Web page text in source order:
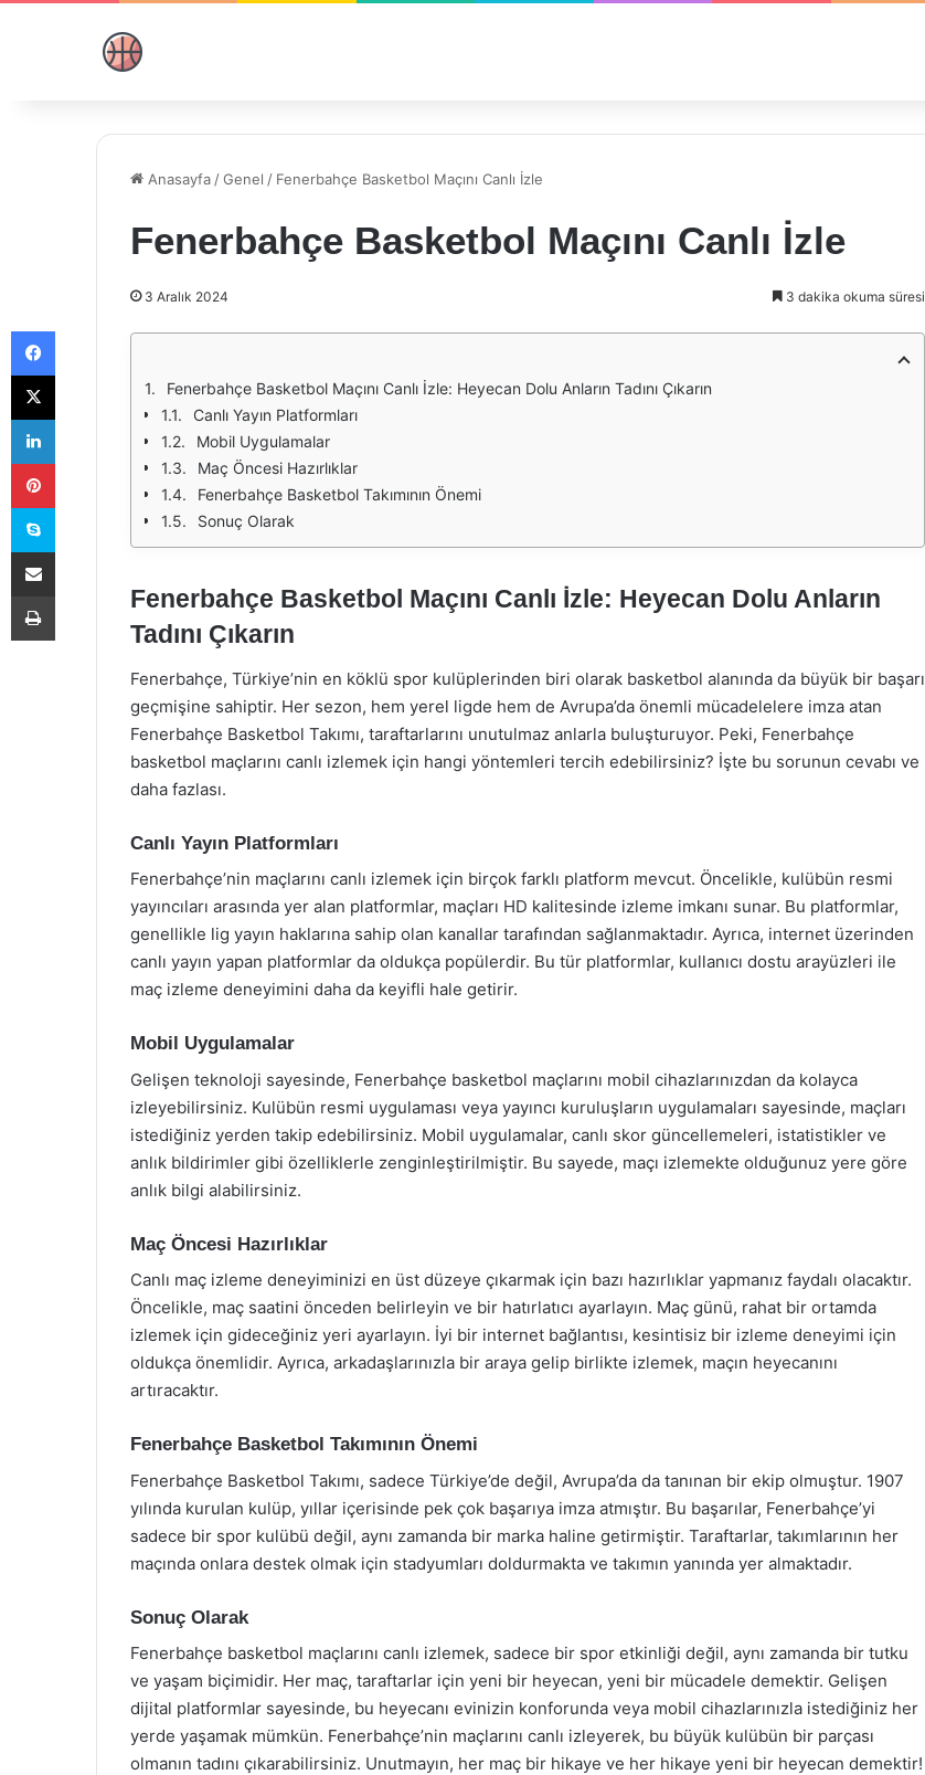
Anasayfa /Genel / Fenerbahçe Basketbol Maçını Canlı İzle
Fenerbahçe Basketbol Maçını Canlı İzle
3 Aralık 2024 3 dakika okuma süresi
Fenerbahçe Basketbol Maçını Canlı İzle: Heyecan Dolu Anların Tadını Çıkarın
Canlı Yayın Platformları
Mobil Uygulamalar
Maç Öncesi Hazırlıklar
Fenerbahçe Basketbol Takımının Önemi
Sonuç Olarak
Fenerbahçe Basketbol Maçını Canlı İzle: Heyecan Dolu Anların
Tadını Çıkarın
Fenerbahçe, Türkiye’nin en köklü spor kulüplerinden biri olarak basketbol alanında da büyük bir başarı
geçmişine sahiptir. Her sezon, hem yerel ligde hem de Avrupa’da önemli mücadelelere imza atan
Fenerbahçe Basketbol Takımı, taraftarlarını unutulmaz anlarla buluşturuyor. Peki, Fenerbahçe
basketbol maçlarını canlı izlemek için hangi yöntemleri tercih edebilirsiniz? İşte bu sorunun cevabı ve
daha fazlası.
Canlı Yayın Platformları
Fenerbahçe’nin maçlarını canlı izlemek için birçok farklı platform mevcut. Öncelikle, kulübün resmi
yayıncıları arasında yer alan platformlar, maçları HD kalitesinde izleme imkanı sunar. Bu platformlar,
genellikle lig yayın haklarına sahip olan kanallar tarafından sağlanmaktadır. Ayrıca, internet üzerinden
canlı yayın yapan platformlar da oldukça popülerdir. Bu tür platformlar, kullanıcı dostu arayüzleri ile
maç izleme deneyimini daha da keyifli hale getirir.
Mobil Uygulamalar
Gelişen teknoloji sayesinde, Fenerbahçe basketbol maçlarını mobil cihazlarınızdan da kolayca
izleyebilirsiniz. Kulübün resmi uygulaması veya yayıncı kuruluşların uygulamaları sayesinde, maçları
istediğiniz yerden takip edebilirsiniz. Mobil uygulamalar, canlı skor güncellemeleri, istatistikler ve
anlık bildirimler gibi özelliklerle zenginleştirilmiştir. Bu sayede, maçı izlemekte olduğunuz yere göre
anlık bilgi alabilirsiniz.
Maç Öncesi Hazırlıklar
Canlı maç izleme deneyiminizi en üst düzeye çıkarmak için bazı hazırlıklar yapmanız faydalı olacaktır.
Öncelikle, maç saatini önceden belirleyin ve bir hatırlatıcı ayarlayın. Maç günü, rahat bir ortamda
izlemek için gideceğiniz yeri ayarlayın. İyi bir internet bağlantısı, kesintisiz bir izleme deneyimi için
oldukça önemlidir. Ayrıca, arkadaşlarınızla bir araya gelip birlikte izlemek, maçın heyecanını
artıracaktır.
Fenerbahçe Basketbol Takımının Önemi
Fenerbahçe Basketbol Takımı, sadece Türkiye’de değil, Avrupa’da da tanınan bir ekip olmuştur. 1907
yılında kurulan kulüp, yıllar içerisinde pek çok başarıya imza atmıştır. Bu başarılar, Fenerbahçe’yi
sadece bir spor kulübü değil, aynı zamanda bir marka haline getirmiştir. Taraftarlar, takımlarının her
maçında onlara destek olmak için stadyumları doldurmakta ve takımın yanında yer almaktadır.
Sonuç Olarak
Fenerbahçe basketbol maçlarını canlı izlemek, sadece bir spor etkinliği değil, aynı zamanda bir tutku
ve yaşam biçimidir. Her maç, taraftarlar için yeni bir heyecan, yeni bir mücadele demektir. Gelişen
dijital platformlar sayesinde, bu heyecanı evinizin konforunda veya mobil cihazlarınızla istediğiniz her
yerde yaşamak mümkün. Fenerbahçe’nin maçlarını canlı izleyerek, bu büyük kulübün bir parçası
olmanın tadını çıkarabilirsiniz. Unutmayın, her maç bir hikaye ve her hikaye yeni bir heyecan demektir!
Facebook
X
LinkedIn
Pinterest
Skype
E-Posta ile paylaş